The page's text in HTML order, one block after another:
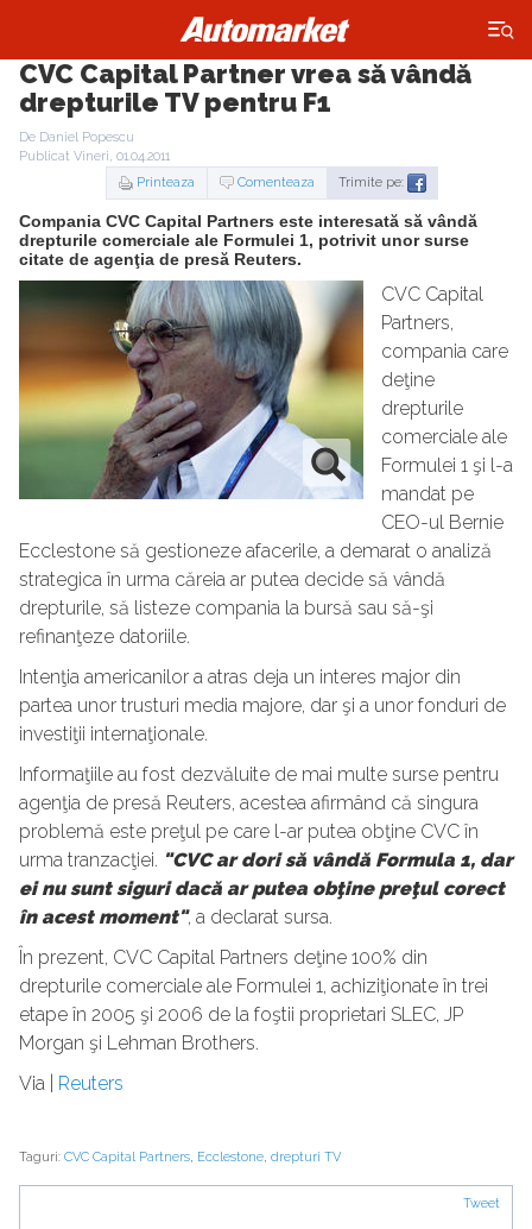
×
CVC Capital Partner vrea să vândă
drepturile TV pentru F1
De Daniel Popescu
Publicat Vineri, 01.04.2011
Printeaza
Comenteaza Trimite pe:
Compania CVC Capital Partners este interesată să vândă
drepturile comerciale ale Formulei 1, potrivit unor surse
citate de agenţia de presă Reuters.
CVC Capital
Partners,
compania care
deţine
drepturile
comerciale ale
Formulei 1 şi l-a
mandat pe
CEO-ul Bernie
Ecclestone să gestioneze afacerile, a demarat o analiză
strategica în urma căreia ar putea decide să vândă
drepturile, să listeze compania la bursă sau să-şi
refinanţeze datoriile.
Intenţia americanilor a atras deja un interes major din
partea unor trusturi media majore, dar şi a unor fonduri de
investiţii internaţionale.
Informaţiile au fost dezvăluite de mai multe surse pentru
agenţia de presă Reuters, acestea afirmând că singura
problemă este preţul pe care l-ar putea obţine CVC în
urma tranzacţiei. "CVC ar dori să vândă Formula 1, dar
ei nu sunt siguri dacă ar putea obţine preţul corect
în acest moment", a declarat sursa.
În prezent, CVC Capital Partners deţine 100% din
drepturile comerciale ale Formulei 1, achiziţionate în trei
etape în 2005 şi 2006 de la foştii proprietari SLEC, JP
Morgan şi Lehman Brothers.
Via | Reuters
Taguri: CVC Capital Partners, Ecclestone, drepturi TV
Tweet